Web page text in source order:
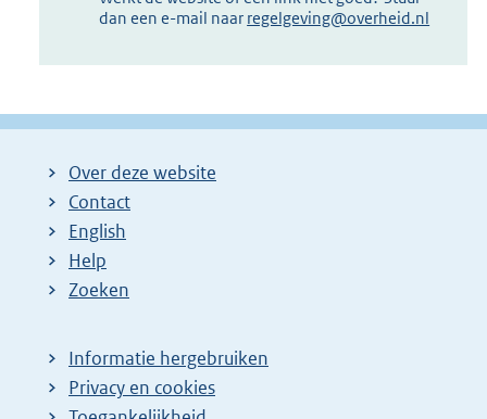
dan een e-mail naar regelgeving@overheid.nl
Over deze website
Contact
English
Help
Zoeken
Informatie hergebruiken
Privacy en cookies